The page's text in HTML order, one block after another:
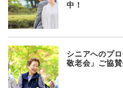
中！
シニアへのプ
敬老会」ご協賛